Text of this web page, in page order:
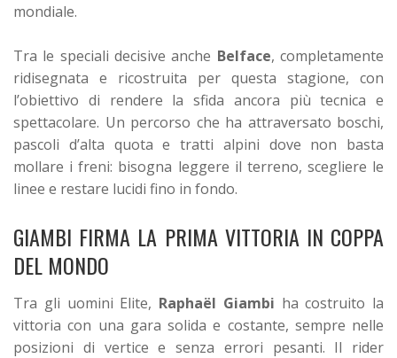
mondiale.
Tra le speciali decisive anche Belface, completamente
ridisegnata e ricostruita per questa stagione, con
l’obiettivo di rendere la sfida ancora più tecnica e
spettacolare. Un percorso che ha attraversato boschi,
pascoli d’alta quota e tratti alpini dove non basta
mollare i freni: bisogna leggere il terreno, scegliere le
linee e restare lucidi fino in fondo.
GIAMBI FIRMA LA PRIMA VITTORIA IN COPPA
DEL MONDO
Tra gli uomini Elite, Raphaël Giambi ha costruito la
vittoria con una gara solida e costante, sempre nelle
posizioni di vertice e senza errori pesanti. Il rider